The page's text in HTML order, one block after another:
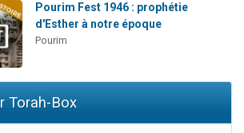
Pourim Fest 1946 : prophétie
d'Esther à notre époque
Pourim
Torah-Box